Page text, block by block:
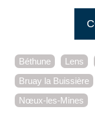
Béthune Lens
Bruay la Buissière
Nœux-les-Mines